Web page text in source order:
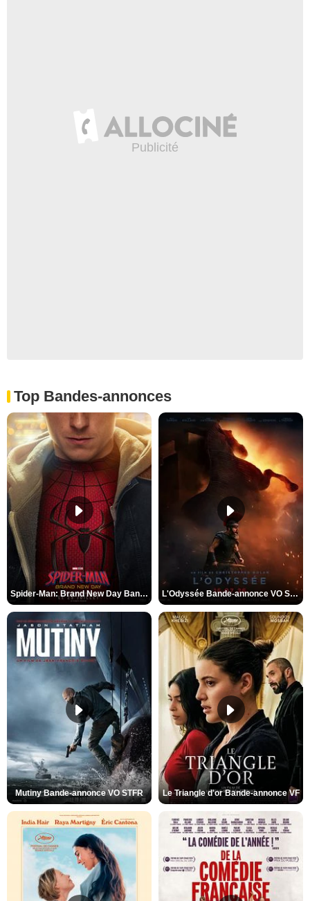
Top Bandes-annonces
Spider-Man: Brand New Day Bande-annonce VO STFR L'Odyssée Bande-annonce VO STFR
Mutiny Bande-annonce VO STFR Le Triangle d'or Bande-annonce VF